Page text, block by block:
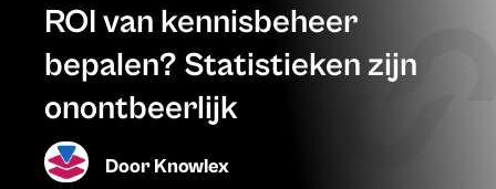
ROI van kennisbeheer
bepalen? Statistieken zijn
onontbeerlijk
DoorKnowlex